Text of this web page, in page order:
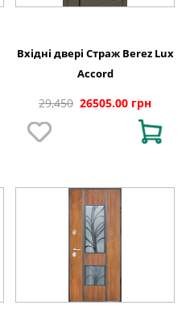
Вхідні двері Страж Berez Lux
Accord
29,450 26505.00 грн